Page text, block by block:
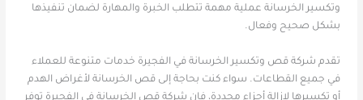
وتكسير الخرسانة عملية مهمة تتطلب الخبرة والمهارة لضمان تنفيذها
بشكل صحيح وفعال.
تقدم شركة قص وتكسير الخرسانة في الفجيرة خدمات متنوعة للعملاء
في جميع القطاعات. سواء كنت بحاجة إلى قص الخرسانة لأغراض الهدم
أو تكسيرها لإزالة أجزاء محددة، فإن شركة قص الخرسانة في الفجيرة توفر